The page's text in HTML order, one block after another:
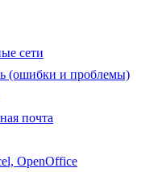
сети
(ошибки и проблемы)
почта
OpenOffice